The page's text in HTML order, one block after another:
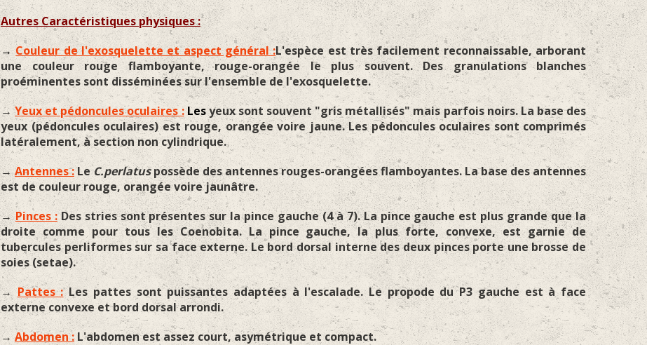
Autres Caractéristiques physiques :
→ Couleur de l'exosquelette et aspect général :L'espèce est très facilement reconnaissable, arborant
une couleur rouge flamboyante, rouge-orangée le plus souvent. Des granulations blanches
proéminentes sont disséminées sur l'ensemble de l'exosquelette.
→Yeux et pédoncules oculaires :Lesyeux sont souvent "gris métallisés" mais parfois noirs. La base des
yeux (pédoncules oculaires) est rouge, orangée voire jaune. Les pédoncules oculaires sont comprimés
latéralement, à section non cylindrique.
→Antennes : LeC.perlatuspossède des antennes rouges-orangées flamboyantes. La base des antennes
est de couleur rouge, orangée voire jaunâtre.
→Pinces :Des stries sont présentes sur la pince gauche (4 à 7). La pince gauche est plus grande que la
droite comme pour tous les Coenobita. La pince gauche, la plus forte, convexe, est garnie de
tubercules perliformes sur sa face externe. Le bord dorsal interne des deux pinces porte une brosse de
soies (setae).
→Pattes :Les pattes sont puissantes adaptées à l'escalade. Le propode du P3 gauche est à face
externe convexe et bord dorsal arrondi.
→Abdomen : L'abdomen est assez court, asymétrique et compact.